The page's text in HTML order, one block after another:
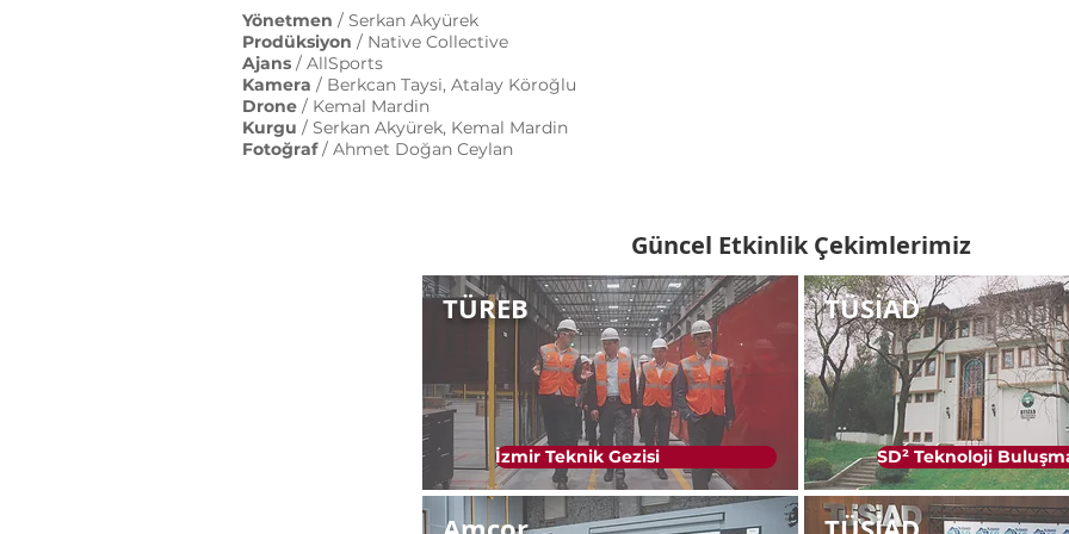
Yönetmen / Serkan Akyürek
Prodüksiyon / Native Collective
Ajans / AllSports
Kamera / Berkcan Taysi, Atalay Köroğlu
Drone / Kemal Mardin
Kurgu / Serkan Akyürek, Kemal Mardin
Fotoğraf/ Ahmet Doğan Ceylan
Güncel Etkinlik Çekimlerimiz
TÜREB
İzmir Teknik Gezisi
TÜSİAD
SD² Teknoloji